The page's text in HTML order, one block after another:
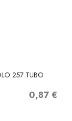
257 TUBO
Precio
0,87 €